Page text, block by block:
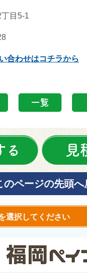
目5-1
合わせはコチラから
一覧
る 見
のページの先頭へ